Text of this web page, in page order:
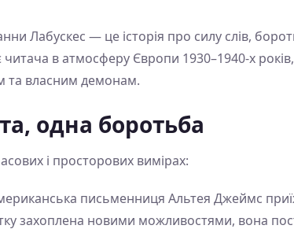
Лабускес — це історія про силу слів,
в атмосферу Європи 1930–1940-х
та власним демонам.
одна боротьба
і просторових вимірах:
письменниця Альтея Джеймс
захоплена новими можливостями, вона